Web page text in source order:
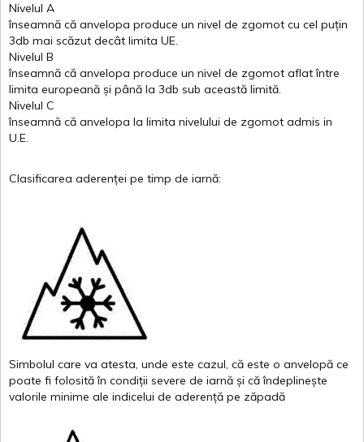
Nivelul A
înseamnă că anvelopa produce un nivel de zgomot cu cel puțin
3db mai scăzut decât limita UE.
Nivelul B
înseamnă că anvelopa produce un nivel de zgomot aflat între
limita europeană și până la 3db sub această limită.
Nivelul C
înseamnă că anvelopa la limita nivelului de zgomot admis in
U.E.
Clasificarea aderenței pe timp de iarnă:
Simbolul care va atesta, unde este cazul, că este o anvelopă ce
poate fi folosită în condiții severe de iarnă și că îndeplinește
valorile minime ale indicelui de aderență pe zăpadă